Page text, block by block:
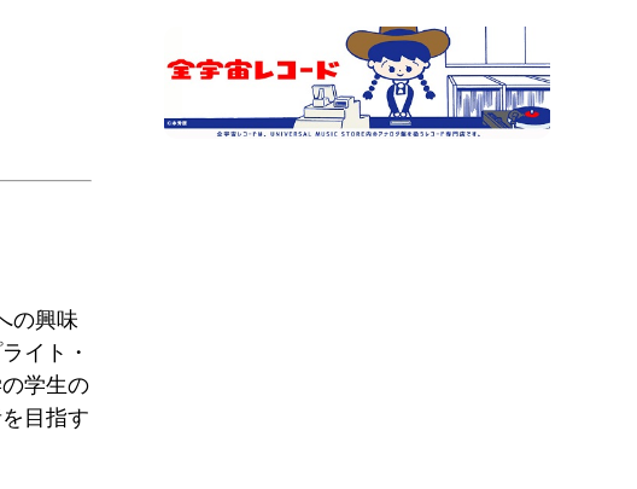
の興味
イト・
学生の
目指す